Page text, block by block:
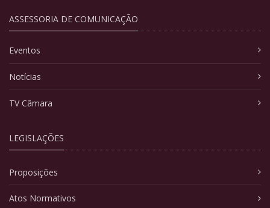
ASSESSORIA DE COMUNICAÇÃO
Eventos
Notícias
TV Câmara
LEGISLAÇÕES
Proposições
Atos Normativos